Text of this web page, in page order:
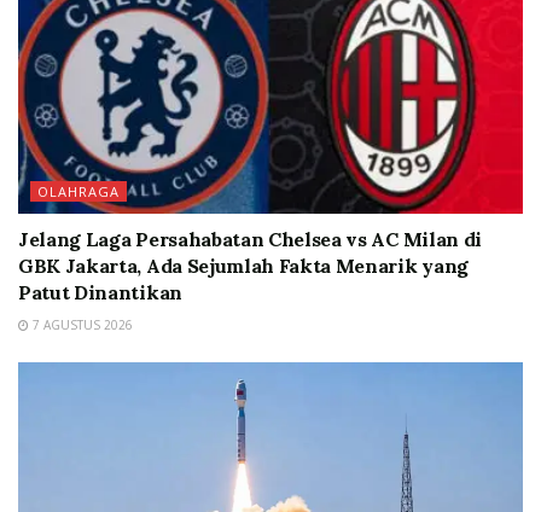
OLAHRAGA
Jelang Laga Persahabatan Chelsea vs AC Milan di
GBK Jakarta, Ada Sejumlah Fakta Menarik yang
Patut Dinantikan
7 AGUSTUS 2026